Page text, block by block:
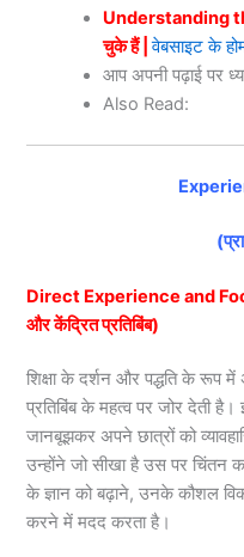
Understanding
चुके हैं |वेबसाइट के
आप अपनी पढ़ाई पर
Also Read:
Direct Experience and
और केंद्रित प्रतिबिंब)
शिक्षा के दर्शन और पद्धति के रूप
प्रतिबिंब के महत्व पर जोर देती
जानबूझकर अपने छात्रों को
उन्होंने जो सीखा है उस पर चिंतन
के ज्ञान को बढ़ाने, उनके कौशल
करने में मदद करता है।